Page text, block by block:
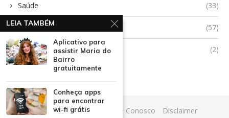
Saúde (33)
Tecnologia (57)
Uncategorized (2)
Início Quem Somos Fale Conosco Disclaimer
LEIA TAMBÉM
Aplicativo para
assistir Maria do
Bairro
gratuitamente
Conheça apps
para encontrar
wi-fi grátis